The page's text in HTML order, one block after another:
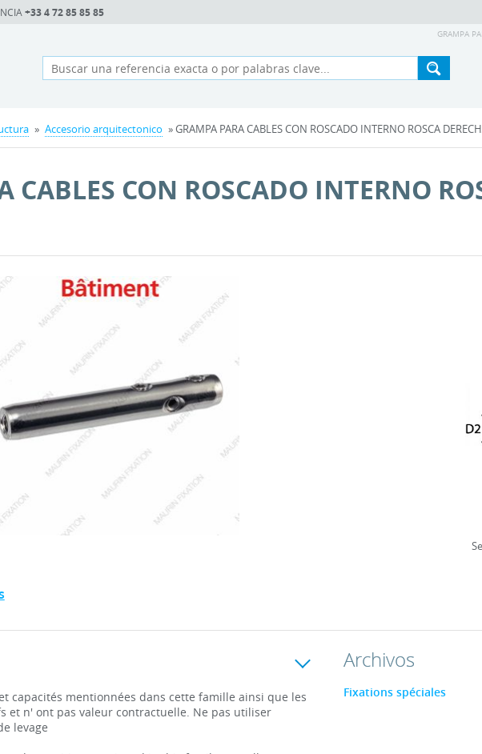
+33 4 72 85 85 85
GRAMPA
» Accesorio arquitectonico » GRAMPA PARA CABLES CON ROSCADO INTERNO ROSCA
CABLES CON ROSCADO INTERNO
et capacités mentionnées dans cette famille ainsi que les
et n' ont pas valeur contractuelle. Ne pas utiliser
levage
Archivos
Fixations spéciales